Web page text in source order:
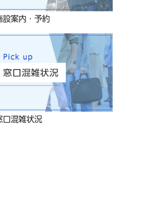
設案内・予約
口混雑状況